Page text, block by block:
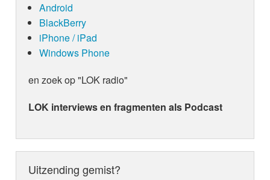
Android
BlackBerry
iPhone / iPad
Windows Phone
en zoek op "LOK radio"
LOK interviews en fragmenten als Podcast
Uitzending gemist?